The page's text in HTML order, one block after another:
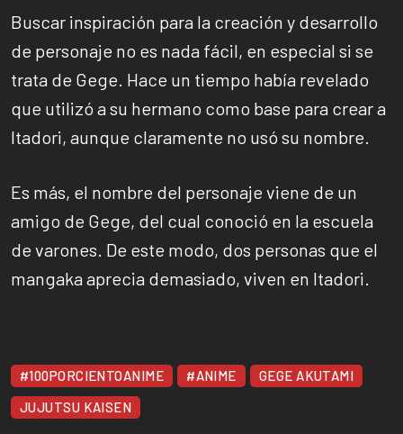
Buscar inspiración para la creación y desarrollo
de personaje no es nada fácil, en especial si se
trata de Gege. Hace un tiempo había revelado
que utilizó a su hermano como base para crear a
Itadori, aunque claramente no usó su nombre.
Es más, el nombre del personaje viene de un
amigo de Gege, del cual conoció en la escuela
de varones. De este modo, dos personas que el
mangaka aprecia demasiado, viven en Itadori.
#100PORCIENTOANIME #ANIME
GEGE AKUTAMI
JUJUTSU KAISEN